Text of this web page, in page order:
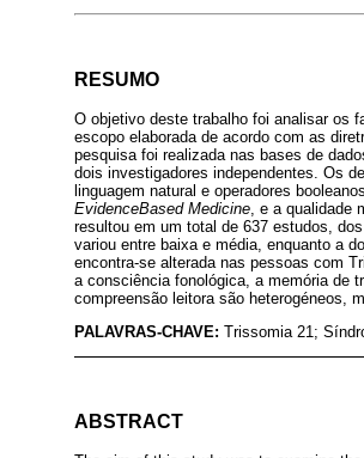
RESUMO
O objetivo deste trabalho foi analisar os
escopo elaborada de acordo com as
pesquisa foi realizada nas bases de
dois investigadores independentes. Os
linguagem natural e operadores
EvidenceBased Medicine, e a qualidade
resultou em um total de 637 estudos,
variou entre baixa e média, enquanto a
encontra-se alterada nas pessoas com
a consciência fonológica, a memória de
compreensão leitora são heterogéneos,
PALAVRAS-CHAVE: Trissomia 21;
ABSTRACT